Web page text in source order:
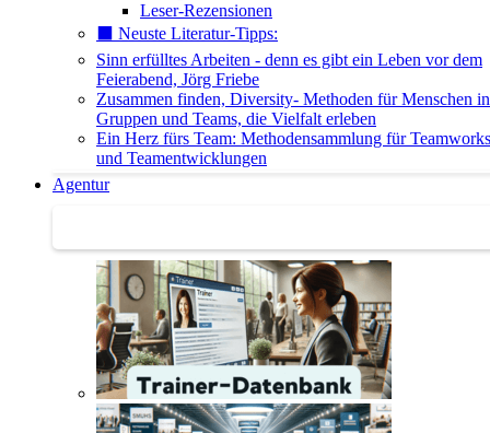
Leser-Rezensionen
⬛️ Neuste Literatur-Tipps:
Sinn erfülltes Arbeiten - denn es gibt ein Leben vor dem
Feierabend, Jörg Friebe
Zusammen finden, Diversity- Methoden für Menschen in
Gruppen und Teams, die Vielfalt erleben
Ein Herz fürs Team: Methodensammlung für
und Teamentwicklungen
Agentur